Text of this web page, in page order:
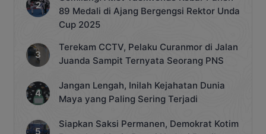
89 Medali di Ajang Bergengsi Rektor Unda
Cup 2025
Terekam CCTV, Pelaku Curanmor di Jalan
Juanda Sampit Ternyata Seorang PNS
Jangan Lengah, Inilah Kejahatan Dunia
Maya yang Paling Sering Terjadi
Siapkan Saksi Permanen, Demokrat Kotim